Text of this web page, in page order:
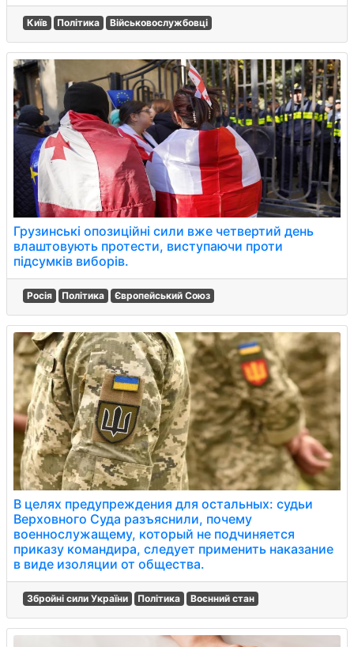
Київ Політика Військовослужбовці
Грузинські опозиційні сили вже четвертий день
влаштовують протести, виступаючи проти
підсумків виборів.
Росія Політика Європейський Союз
В целях предупреждения для остальных: судьи
Верховного Суда разъяснили, почему
военнослужащему, который не подчиняется
приказу командира, следует применить наказание
в виде изоляции от общества.
Збройні сили України Політика Воєнний стан